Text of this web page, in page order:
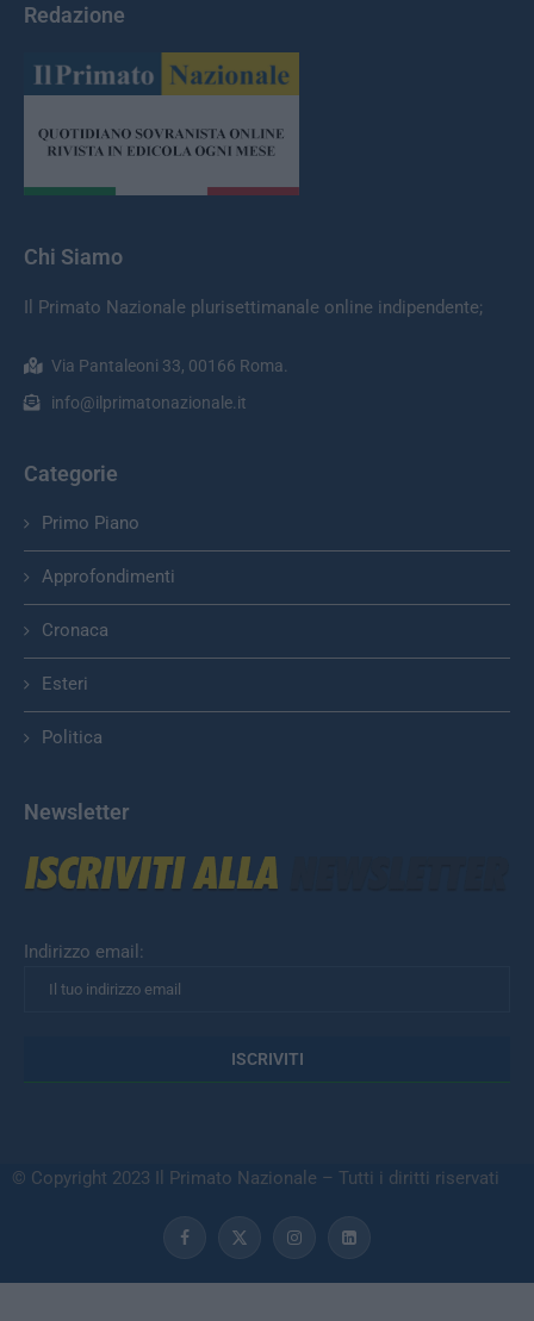
Redazione
Chi Siamo
Il Primato Nazionale plurisettimanale online indipendente;
Via Pantaleoni 33, 00166 Roma.
info@ilprimatonazionale.it
Categorie
Primo Piano
Approfondimenti
Cronaca
Esteri
Politica
Newsletter
Indirizzo email:
© Copyright 2023 Il Primato Nazionale – Tutti i diritti riservati